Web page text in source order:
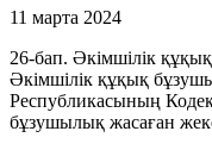
11 марта 2024
26-бап. Әкiмшiлiк
Әкімшілік құқық
Республикасының
бұзушылық жасаған